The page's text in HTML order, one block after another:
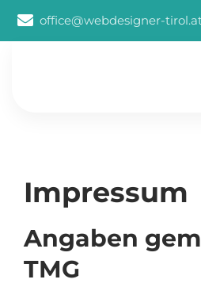
office@webdesigner-
Impressum
Angaben
TMG